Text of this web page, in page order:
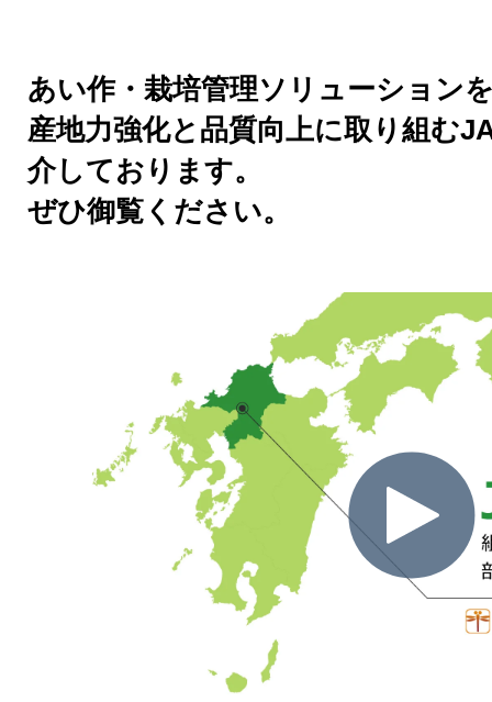
あい作・栽培管理ソリューション
産地力強化と品質向上に取り組む
介しております。
ぜひ御覧ください。